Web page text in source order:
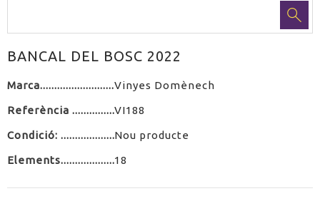
BANCAL DEL BOSC 2022
Marca Vinyes Domènech
Referència VI188
Condició: Nou producte
Elements 18